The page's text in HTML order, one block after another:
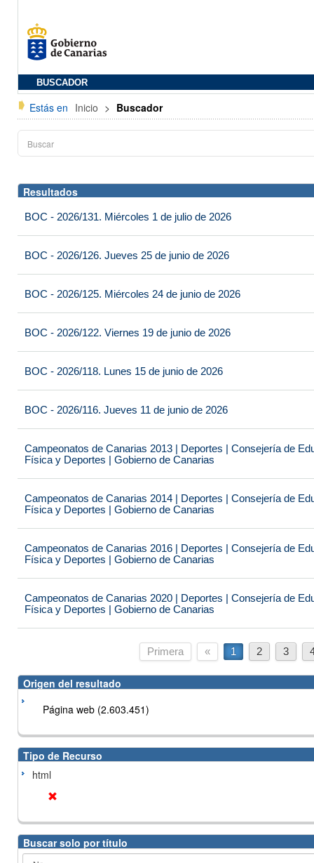
BUSCADOR
Estás en Inicio > Buscador
Resultados
BOC - 2026/131. Miércoles 1 de julio de 2026
BOC - 2026/126. Jueves 25 de junio de 2026
BOC - 2026/125. Miércoles 24 de junio de 2026
BOC - 2026/122. Viernes 19 de junio de 2026
BOC - 2026/118. Lunes 15 de junio de 2026
BOC - 2026/116. Jueves 11 de junio de 2026
Campeonatos de Canarias 2013 | Deportes | Consejería de
Física y Deportes | Gobierno de Canarias
Campeonatos de Canarias 2014 | Deportes | Consejería de
Física y Deportes | Gobierno de Canarias
Campeonatos de Canarias 2016 | Deportes | Consejería de
Física y Deportes | Gobierno de Canarias
Campeonatos de Canarias 2020 | Deportes | Consejería de
Física y Deportes | Gobierno de Canarias
Primera « 1 2 3
Origen del resultado
Página web (2.603.451)
Tipo de Recurso
html
Buscar solo por título